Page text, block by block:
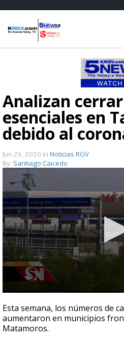
Analizan
esenciales en
debido al
Jun 26, 2020 in Noticias RGV
By: Santiago Caicedo
seconds
of
2
minutes,
Esta semana, los números de
aumentaron en municipios
Matamoros.